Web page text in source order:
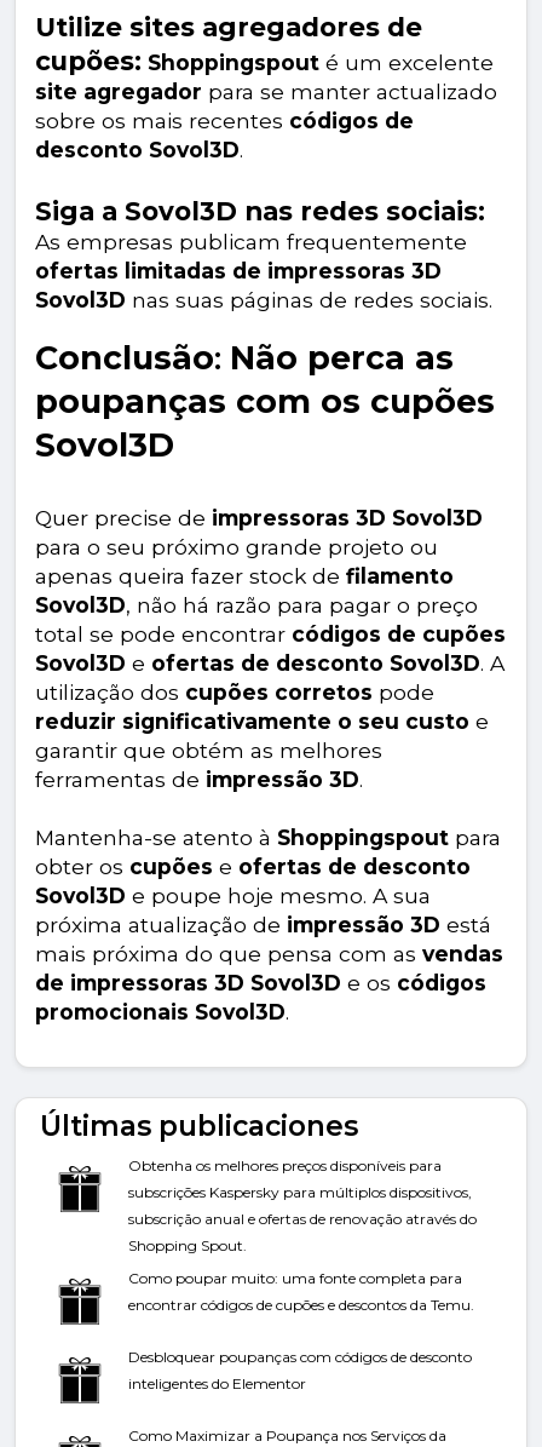
Utilize sites agregadores de
cupões: Shoppingspout é um excelente
site agregador para se manter actualizado
sobre os mais recentes códigos de
desconto Sovol3D.
Siga a Sovol3D nas redes sociais:
As empresas publicam frequentemente
ofertas limitadas de impressoras 3D
Sovol3D nas suas páginas de redes sociais.
Conclusão: Não perca as
poupanças com os cupões
Sovol3D
Quer precise de impressoras 3D Sovol3D
para o seu próximo grande projeto ou
apenas queira fazer stock de filamento
Sovol3D, não há razão para pagar o preço
total se pode encontrar códigos de cupões
Sovol3D e ofertas de desconto Sovol3D. A
utilização dos cupões corretos pode
reduzir significativamente o seu custo e
garantir que obtém as melhores
ferramentas de impressão 3D.
Mantenha-se atento à Shoppingspout para
obter os cupões e ofertas de desconto
Sovol3D e poupe hoje mesmo. A sua
próxima atualização de impressão 3D está
mais próxima do que pensa com as vendas
de impressoras 3D Sovol3D e os códigos
promocionais Sovol3D.
Últimas publicaciones
Obtenha os melhores preços disponíveis para
subscrições Kaspersky para múltiplos dispositivos,
subscrição anual e ofertas de renovação através do
Shopping Spout.
Como poupar muito: uma fonte completa para
encontrar códigos de cupões e descontos da Temu.
Desbloquear poupanças com códigos de desconto
inteligentes do Elementor
Como Maximizar a Poupança nos Serviços da